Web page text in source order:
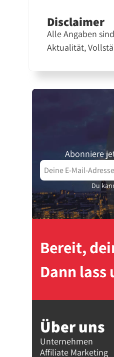
Disclaimer
Alle Angaben
Aktualität,
Abonniere
Du
Bereit,
Dann lass
Über uns
Unternehmen
Affiliate Marketing